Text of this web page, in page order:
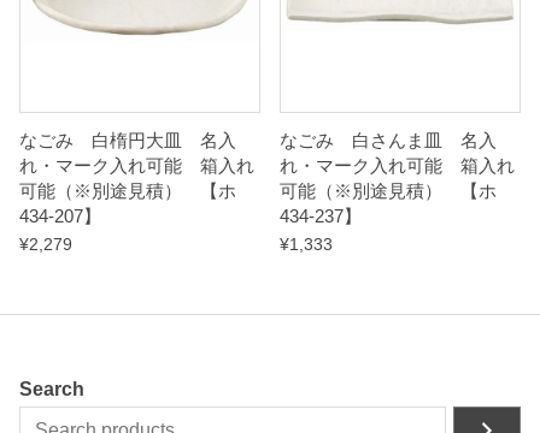
なごみ 白楕円大皿 名入
れ・マーク入れ可能 箱入れ
可能（※別途見積） 【ホ
434-207】
¥2,279
なごみ 白さんま皿 名入
れ・マーク入れ可能 箱入れ
可能（※別途見積） 【ホ
434-237】
¥1,333
Search